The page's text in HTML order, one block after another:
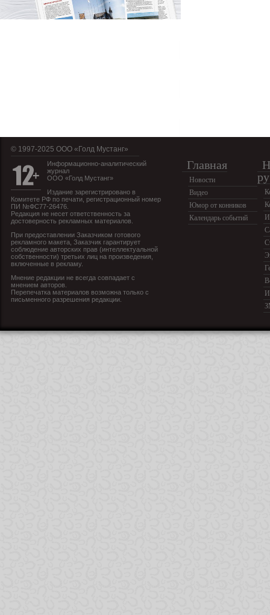
© 1997-2025 OOO «Голд Мустанг»
Информационно-аналитический
журнал
ООО «Голд Мустанг»
Издание зарегистрировано в
Комитете РФ по печати, регистрационный номер
ПИ №ФС77-26476.
Редакция не несет ответственность за
достоверность рекламных материалов.
При предоставлении Заказчиком готового
рекламного макета, Заказчик гарантирует
соблюдение авторских прав (интеллектуальной
собственности) третьих лиц на произведения,
включенные в рекламу.
Мнение редакции не всегда совпадает с
мнением авторов.
Перепечатка материалов возможна только с
письменного разрешения редакции.
Главная
Новости
Видео
Юмор от конников
Календарь событий